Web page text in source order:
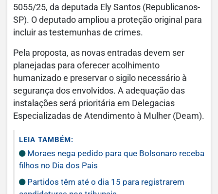
5055/25, da deputada Ely Santos (Republicanos-
SP). O deputado ampliou a proteção original para
incluir as testemunhas de crimes.
Pela proposta, as novas entradas devem ser
planejadas para oferecer acolhimento
humanizado e preservar o sigilo necessário à
segurança dos envolvidos. A adequação das
instalações será prioritária em Delegacias
Especializadas de Atendimento à Mulher (Deam).
LEIA TAMBÉM:
Moraes nega pedido para que Bolsonaro receba
filhos no Dia dos Pais
Partidos têm até o dia 15 para registrarem